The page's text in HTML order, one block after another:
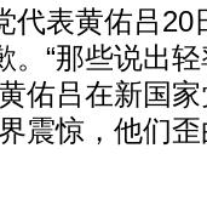
表黄佑吕20
。“那些说出
佑吕在新国
震惊，他们